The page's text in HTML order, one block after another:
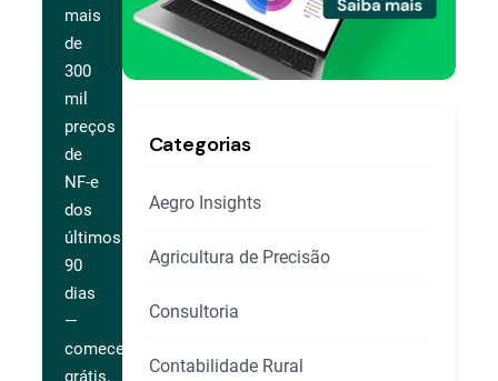
mais
de
300
mil
preços
de
NF-e
dos
últimos
90
dias
—
comece
grátis.
Categorias
Aegro Insights
Agricultura de Precisão
Consultoria
Contabilidade Rural